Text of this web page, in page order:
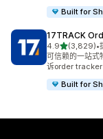
Built for
17TRACK
4.9星（满分 5
(3,829)
总共 3829 条评
•
可信赖的一站式
诉order tracker
Built for